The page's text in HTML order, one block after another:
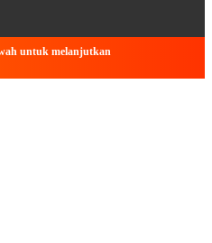
untuk melanjutkan